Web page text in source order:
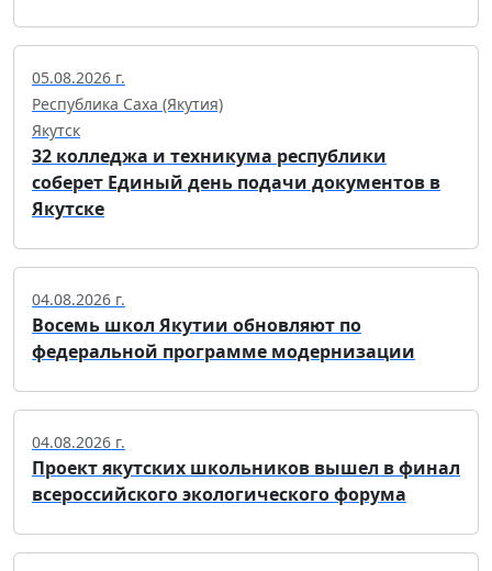
05.08.2026 г.
Республика Саха (Якутия)
Якутск
32 колледжа и техникума республики
соберет Единый день подачи документов в
Якутске
04.08.2026 г.
Восемь школ Якутии обновляют по
федеральной программе модернизации
04.08.2026 г.
Проект якутских школьников вышел в финал
всероссийского экологического форума